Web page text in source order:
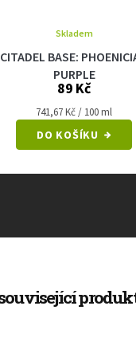
CITADEL BASE:
PURPLE
Skladem
89 Kč
Měrná
741,67 Kč / 100 ml
DO KOŠÍKU